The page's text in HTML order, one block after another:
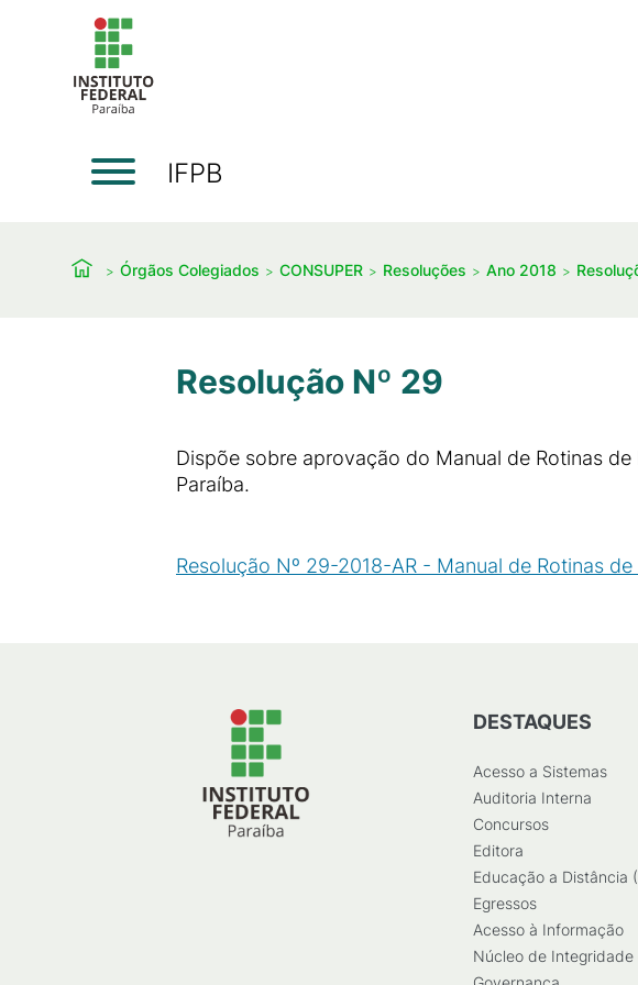
IFPB
Órgãos Colegiados CONSUPER Resoluções Ano 2018
Resolução Nº 29
Dispõe sobre aprovação do Manual de Rotinas
Paraíba.
Resolução Nº 29-2018-AR - Manual de Rotinas
DESTAQUES
Acesso a Sistemas
Auditoria Interna
Concursos
Editora
Educação a Distância
Egressos
Acesso à Informação
Núcleo de Integridade